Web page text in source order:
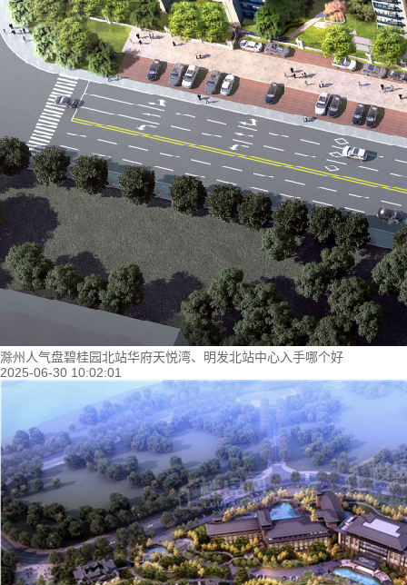
滁州人气盘碧桂园北站华府天悦湾、明发北站中心入手哪个好
2025-06-30 10:02:01